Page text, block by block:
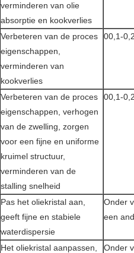
verminderen van olie
absorptie en kookverlies
Verbeteren van de proces
eigenschappen,
verminderen van
kookverlies
00,1-
Verbeteren van de proces
eigenschappen, verhogen
van de zwelling, zorgen
voor een fijne en uniforme
kruimel structuur,
verminderen van de
stalling snelheid
00,1-
Pas het oliekristal aan,
geeft fijne en stabiele
waterdispersie
Onder
een
Het oliekristal aanpassen, Onder